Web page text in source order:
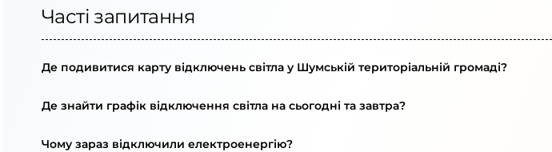
Часті запитання
Де подивитися карту відключень світла у Шумській територіальній громаді?
Де знайти графік відключення світла на сьогодні та завтра?
Чому зараз відключили електроенергію?